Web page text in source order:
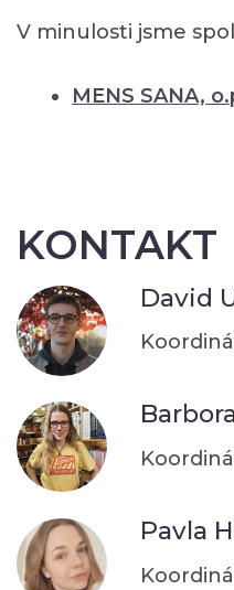
V minulosti jsme
MENS SANA,
KONTAKT
David
Pavla